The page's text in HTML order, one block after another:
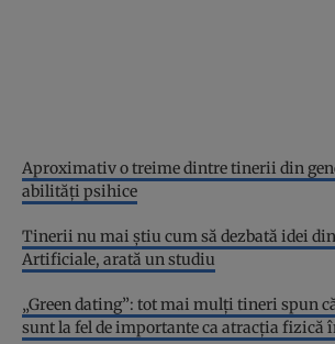
Aproximativ o treime dintre tinerii din
abilități psihice
Tinerii nu mai știu cum să dezbată idei
Artificiale, arată un studiu
„Green dating”: tot mai mulți tineri spun
sunt la fel de importante ca atracția fizică